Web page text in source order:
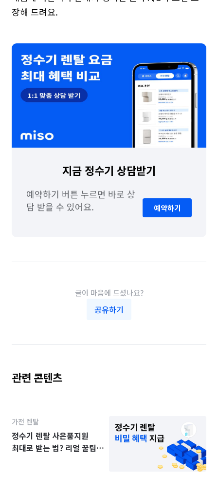
장해 드려요.
지금 정수기 상담받기
예약하기 버튼 누르면 바로 상
담 받을 수 있어요.
예약하기
글이 마음에 드셨나요?
공유하기
관련 콘텐츠
가전 렌탈
정수기 렌탈 사은품지원
최대로 받는 법? 리얼 꿀팁